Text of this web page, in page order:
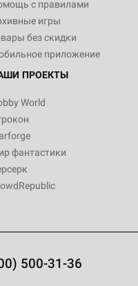
с правилами
игры
без скидки
приложение
ПРОЕКТЫ
World
фантастики
500-31-36